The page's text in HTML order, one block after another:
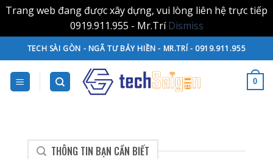
Trang web đang được xây dựng, vui lòng liên hệ trực tiếp
0919.911.955 - Mr.TríDismiss
to
content
TECH SÀI GÒN - NGÃ TƯ BẢY HIỀN - MR.TRÍ - 0919.911.955
0
THÔNG TIN BẠN CẦN BIẾT